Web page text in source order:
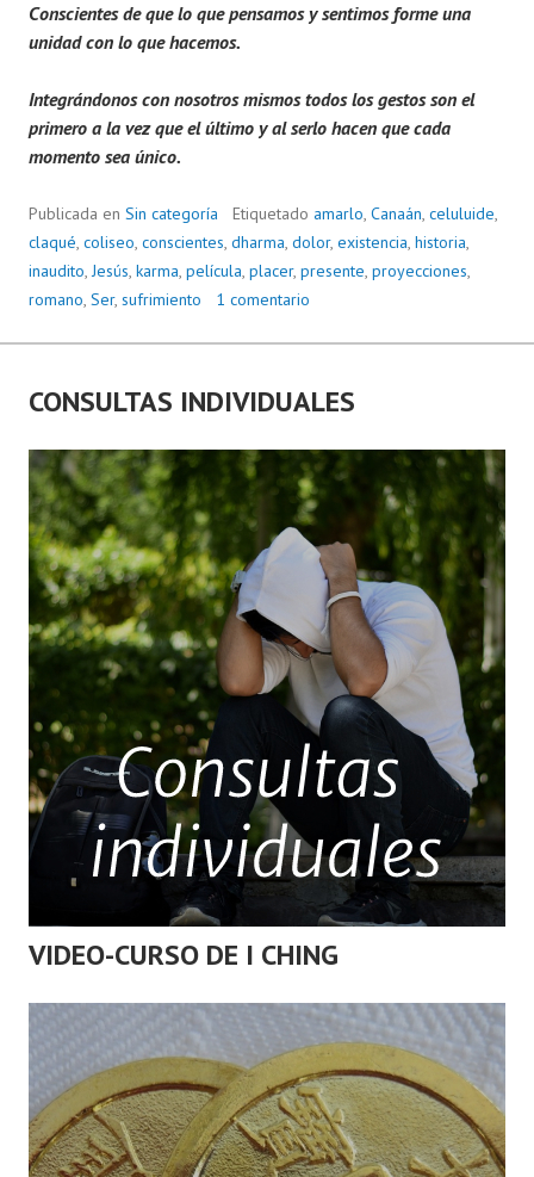
Conscientes de que lo que pensamos y sentimos forme una
unidad con lo que hacemos.
Integrándonos con nosotros mismos todos los gestos son el
primero a la vez que el último y al serlo hacen que cada
momento sea único.
Publicada en Sin categoría Etiquetado amarlo, Canaán, celuluide,
claqué, coliseo, conscientes, dharma, dolor, existencia, historia,
inaudito,Jesús, karma, película, placer, presente, proyecciones,
romano, Ser, sufrimiento 1 comentario
CONSULTAS INDIVIDUALES
VIDEO-CURSO DE I CHING